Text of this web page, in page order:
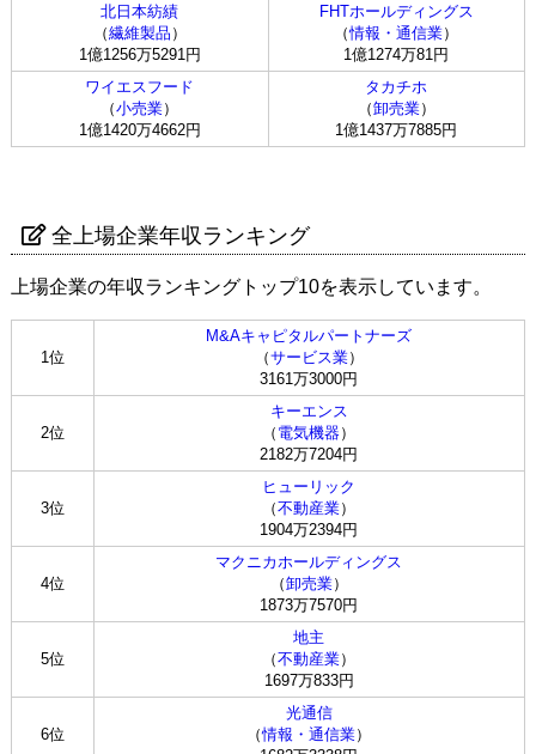
北日本紡績
（繊維製品 ）
1億1256万5291円
FHTホールディングス
（情報・通信業）
1億1274万81円
ワイエスフード
（小売業）
1億1420万4662円
タカチホ
（卸売業）
1億1437万7885円
全上場企業年収ランキング
上場企業の年収ランキングトップ10を表示しています。
1位
M&Aキャピタルパートナーズ
（サービス業）
3161万3000円
2位
キーエンス
（ 電気機器）
2182万7204円
3位
ヒューリック
（不動産業）
1904万2394円
4位
マクニカホールディングス
（卸売業）
1873万7570円
5位
地主
（不動産業）
1697万833円
6位
光通信
（情報・通信業）